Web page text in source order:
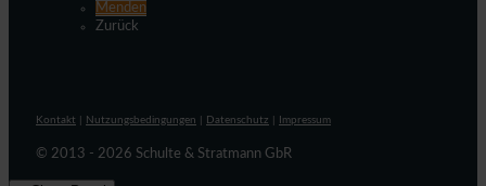
Menden
Zurück
Kontakt Nutzungsbedingungen Datenschutz Impressum
© 2013 - 2026 Schulte & Stratmann GbR